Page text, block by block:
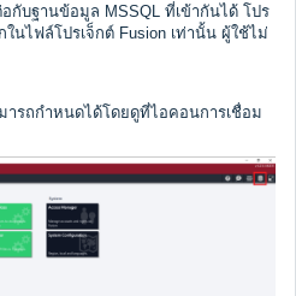
กับฐานข้อมูล MSSQL ที่เข้ากันได้ โปร
นไฟล์โปรเจ็กต์ Fusion เท่านั้น ผู้ใช้ไม่
ารถกำหนดได้โดยดูที่ไอคอนการเชื่อม